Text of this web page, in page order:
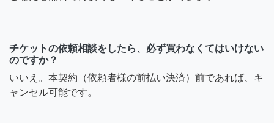
チケットの依頼相談をしたら、必ず買わなくてはいけない
のですか？
いいえ。本契約（依頼者様の前払い決済）前であれば、キ
ャンセル可能です。